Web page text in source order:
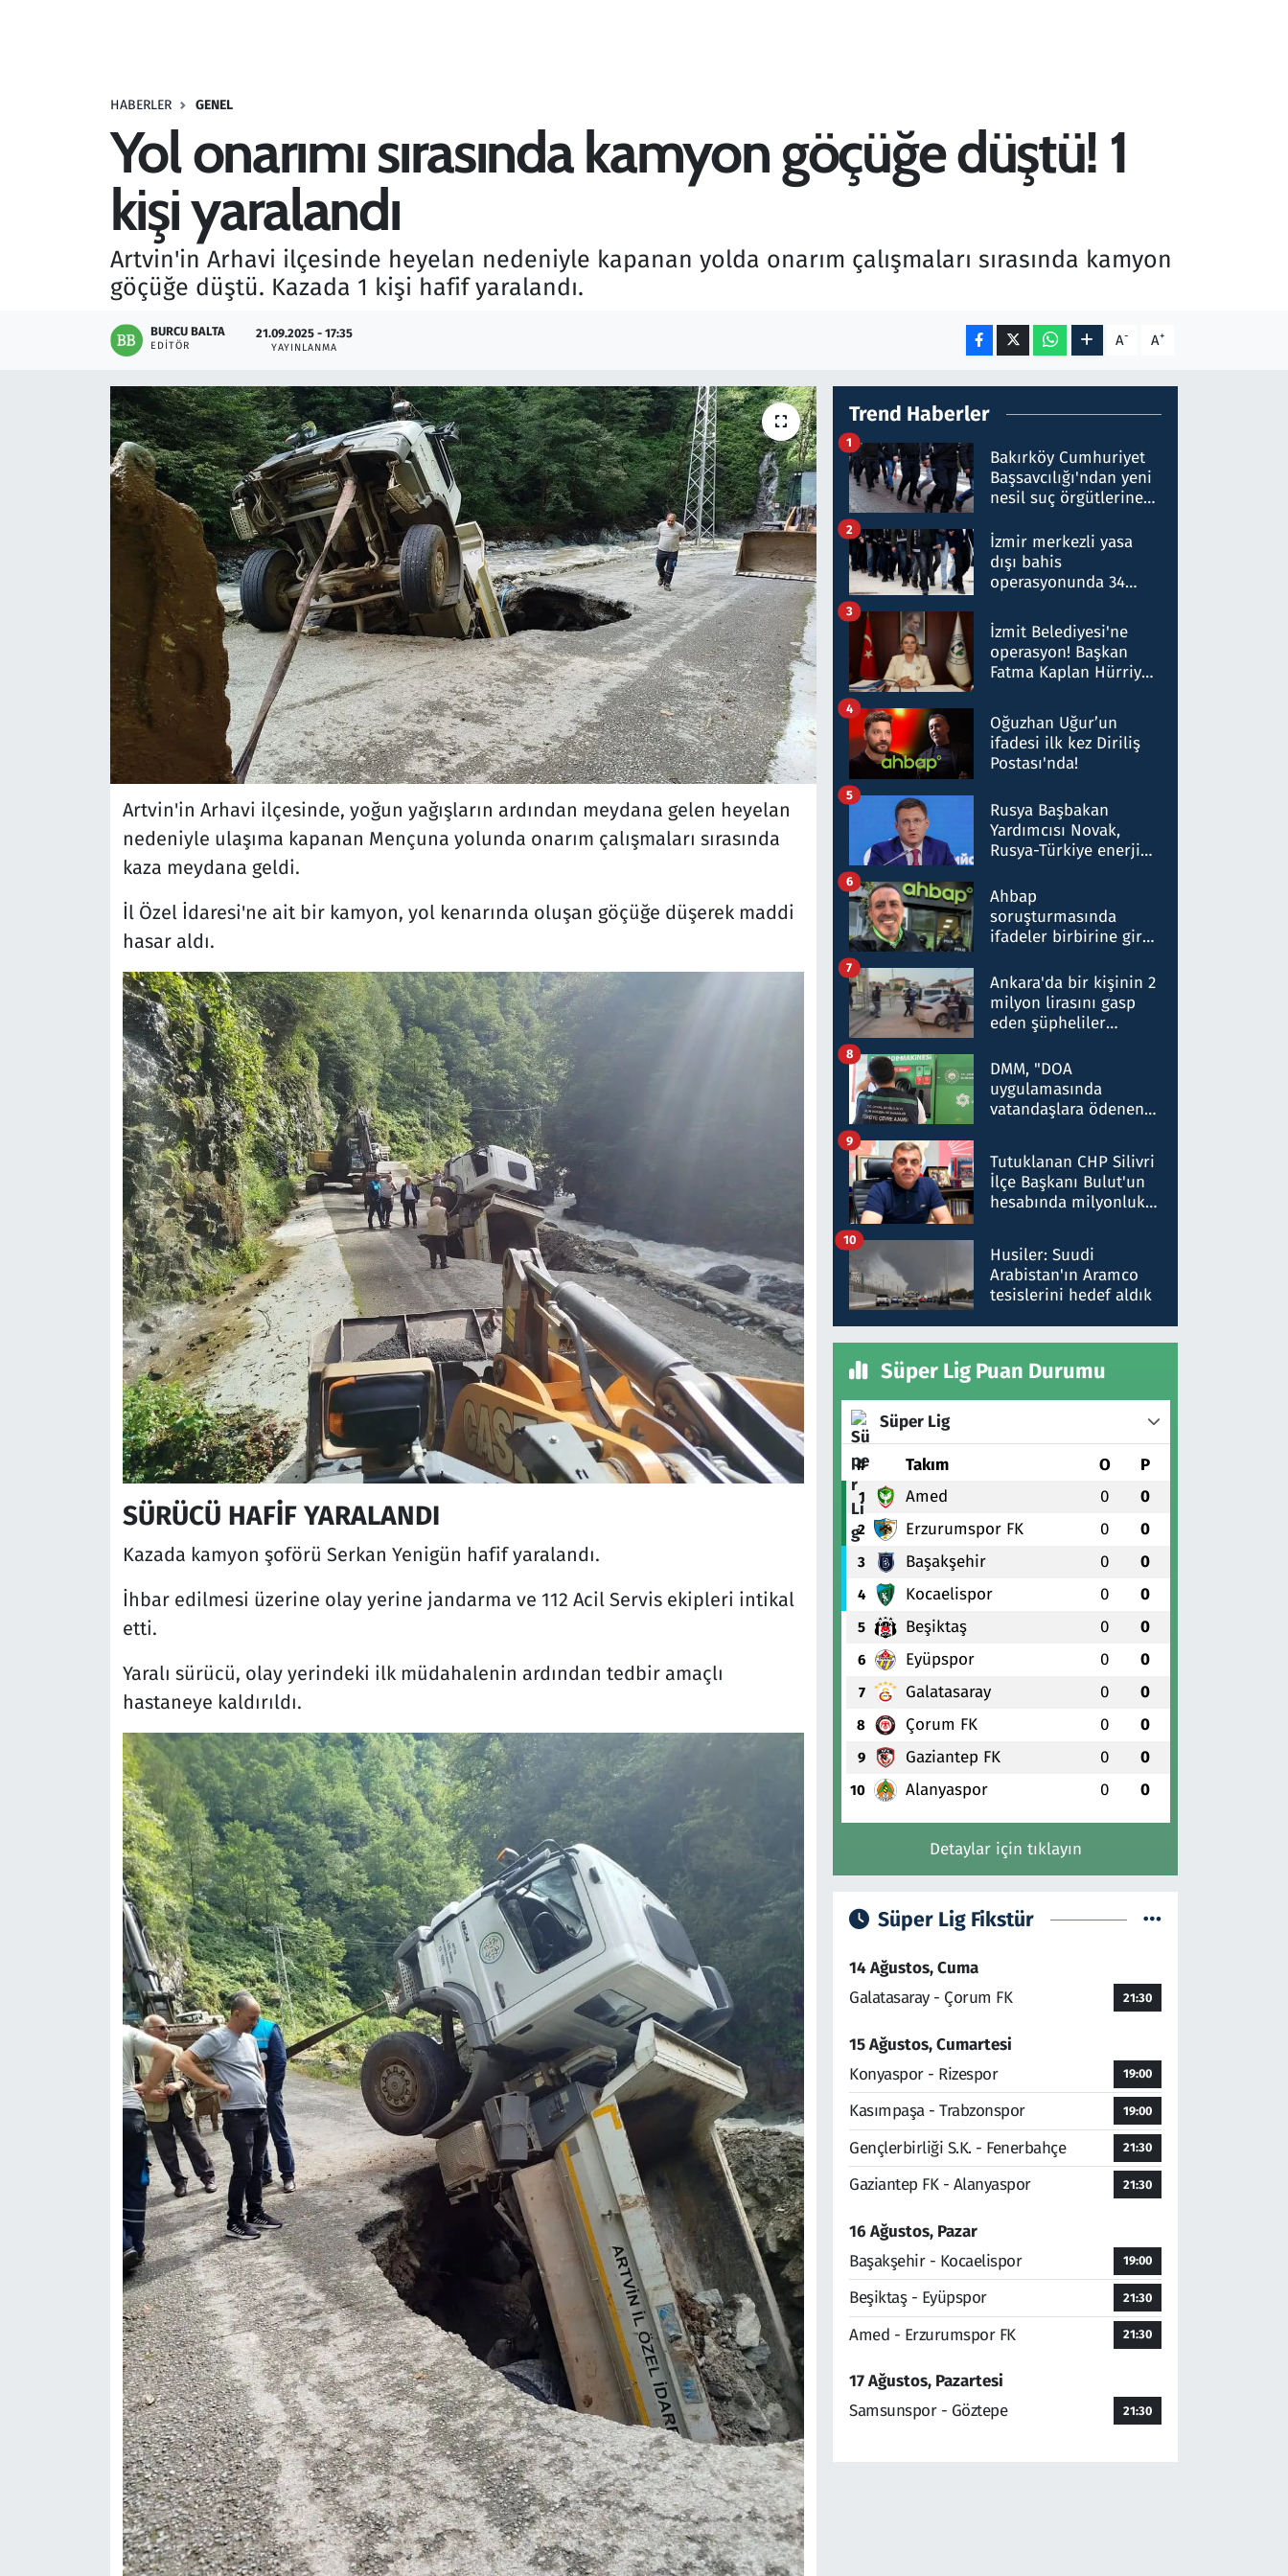
HABERLER GENEL
Yol onarımı sırasında kamyon göçüğe düştü! 1
kişi yaralandı
Artvin'in Arhavi ilçesinde heyelan nedeniyle kapanan yolda onarım çalışmaları sırasında kamyon
göçüğe düştü. Kazada 1 kişi hafif yaralandı.
BURCU BALTA
EDITÖR
21.09.2025 - 17:35
YAYINLANMA A- A+
Artvin'in Arhavi ilçesinde, yoğun yağışların ardından meydana gelen heyelan
nedeniyle ulaşıma kapanan Mençuna yolunda onarım çalışmaları sırasında
kaza meydana geldi.
İl Özel İdaresi'ne ait bir kamyon, yol kenarında oluşan göçüğe düşerek maddi
hasar aldı.
SÜRÜCÜ HAFİF YARALANDI
Kazada kamyon şoförü Serkan Yenigün hafif yaralandı.
İhbar edilmesi üzerine olay yerine jandarma ve 112 Acil Servis ekipleri intikal
etti.
Yaralı sürücü, olay yerindeki ilk müdahalenin ardından tedbir amaçlı
hastaneye kaldırıldı.
Trend Haberler
Bakırköy Cumhuriyet
Başsavcılığı'ndan yeni
nesil suç örgütlerine
hakkında gözaltı kararı
1
İzmir merkezli yasa
dışı bahis
operasyonunda 34
Milyar liralık para
trafiği tespit edildi
2
İzmit Belediyesi'ne
operasyon! Başkan
Fatma Kaplan Hürriyet
3
Oğuzhan Uğur’un
ifadesi ilk kez Diriliş
Postası'nda!
4
Rusya Başbakan
Yardımcısı Novak,
Rusya-Türkiye enerji
nitelikte olduğunu
belirtti
5
Ahbap
soruşturmasında
ifadeler birbirine girdi:
ifadelerinden ortaya
çıkan tablo şok etti
6
Ankara'da bir kişinin 2
milyon lirasını gasp
eden şüpheliler
7
DMM, "DOA
uygulamasında
vatandaşlara ödenen
düşürüldüğü" iddiasını
yalanladı
8
Tutuklanan CHP Silivri
İlçe Başkanı Bulut'un
hesabında milyonluk
talimat verdi, ben
gönderdim
9
Husiler: Suudi
Arabistan'ın Aramco
tesislerini hedef aldık
10
Süper Lig Puan Durumu
Süper Lig
# Takım O P
1 Amed 0 0
2 Erzurumspor FK 0 0
3 Başakşehir 0 0
4 Kocaelispor 0 0
5 Beşiktaş 0 0
6 Eyüpspor 0 0
7 Galatasaray 0 0
8 Çorum FK 0 0
9 Gaziantep FK 0 0
10 Alanyaspor 0 0
Detaylar için tıklayın
Süper Lig Fikstür
14 Ağustos, Cuma
Galatasaray - Çorum FK
21:30
15 Ağustos, Cumartesi
Konyaspor - Rizespor
19:00
Kasımpaşa - Trabzonspor 19:00
Gençlerbirliği S.K. - Fenerbahçe 21:30
Gaziantep FK - Alanyaspor 21:30
16 Ağustos, Pazar
Başakşehir - Kocaelispor
19:00
Beşiktaş - Eyüpspor 21:30
Amed - Erzurumspor FK 21:30
17 Ağustos, Pazartesi
Samsunspor - Göztepe
21:30
Savunma Sanayi
Teknoloji ve Bilim
Televizyon